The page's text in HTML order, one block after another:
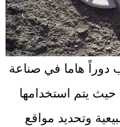
دوراً هاما في صناعة
حيث يتم استخدامها
وتحديد مواقع